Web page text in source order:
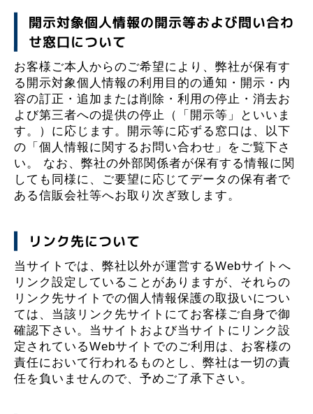
開示対象個人情報の開示等および問い合わ
せ窓口について
お客様ご本人からのご希望により、弊社が保有す
る開示対象個人情報の利用目的の通知・開示・内
容の訂正・追加または削除・利用の停止・消去お
よび第三者への提供の停止（「開示等」といいま
す。）に応じます。開示等に応ずる窓口は、以下
の「個人情報に関するお問い合わせ」をご覧下さ
い。 なお、弊社の外部関係者が保有する情報に関
しても同様に、ご要望に応じてデータの保有者で
ある信販会社等へお取り次ぎ致します。
リンク先について
当サイトでは、弊社以外が運営するWebサイトへ
リンク設定していることがありますが、それらの
リンク先サイトでの個人情報保護の取扱いについ
ては、当該リンク先サイトにてお客様ご自身で御
確認下さい。当サイトおよび当サイトにリンク設
定されているWebサイトでのご利用は、お客様の
責任において行われるものとし、弊社は一切の責
任を負いませんので、予めご了承下さい。